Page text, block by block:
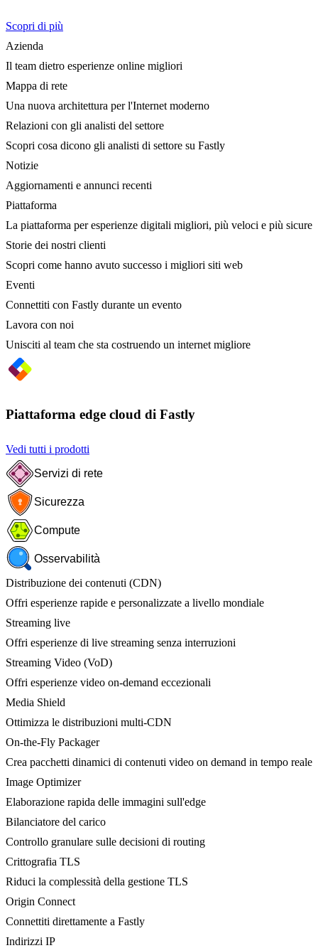
Scopri di più
Azienda
Il team dietro esperienze online migliori
Mappa di rete
Una nuova architettura per l'Internet moderno
Relazioni con gli analisti del settore
Scopri cosa dicono gli analisti di settore su Fastly
Notizie
Aggiornamenti e annunci recenti
Piattaforma
La piattaforma per esperienze digitali migliori, più veloci e più sicure
Storie dei nostri clienti
Scopri come hanno avuto successo i migliori siti web
Eventi
Connettiti con Fastly durante un evento
Lavora con noi
Unisciti al team che sta costruendo un internet migliore
Piattaforma edge cloud di Fastly
Vedi tutti i prodotti
Servizi di rete
Sicurezza
Compute
Osservabilità
Distribuzione dei contenuti (CDN)
Offri esperienze rapide e personalizzate a livello mondiale
Streaming live
Offri esperienze di live streaming senza interruzioni
Streaming Video (VoD)
Offri esperienze video on-demand eccezionali
Media Shield
Ottimizza le distribuzioni multi-CDN
On-the-Fly Packager
Crea pacchetti dinamici di contenuti video on demand in tempo reale
Image Optimizer
Elaborazione rapida delle immagini sull'edge
Bilanciatore del carico
Controllo granulare sulle decisioni di routing
Crittografia TLS
Riduci la complessità della gestione TLS
Origin Connect
Connettiti direttamente a Fastly
Indirizzi IP